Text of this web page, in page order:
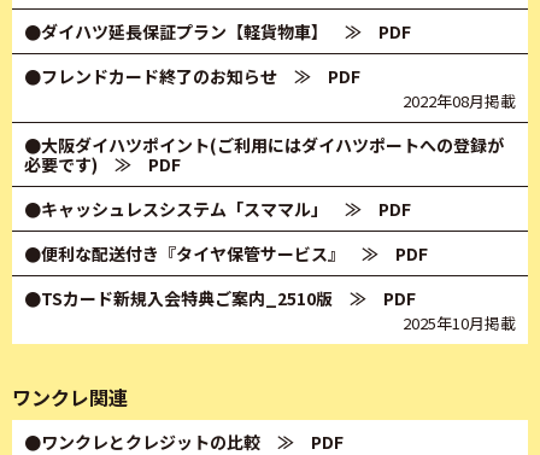
●ダイハツ延長保証プラン【軽貨物車】
≫ PDF
●フレンドカード終了のお知らせ ≫ PDF
2022年08月掲載
●大阪ダイハツポイント(ご利用にはダイハツポートへの登録が
必要です) ≫ PDF
●キャッシュレスシステム「スママル」
≫ PDF
●便利な配送付き『タイヤ保管サービス』
≫ PDF
●TSカード新規入会特典ご案内_2510版 ≫ PDF
2025年10月掲載
ワンクレ関連
●ワンクレとクレジットの比較 ≫ PDF